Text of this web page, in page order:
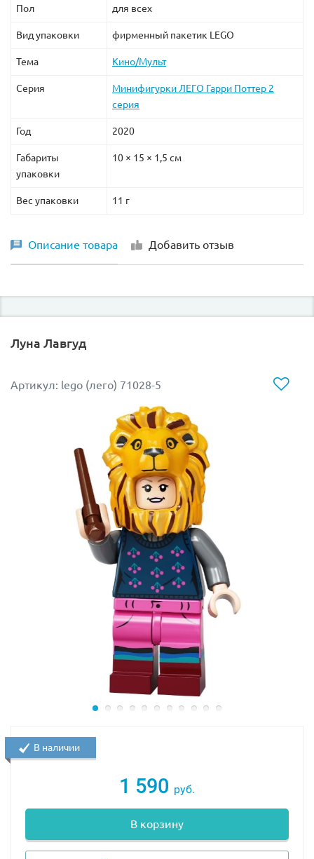
Пол для всех
Вид упаковки фирменный пакетик LEGO
Тема Кино/Мульт
Серия
Минифигурки ЛЕГО Гарри Поттер 2
серия
Год 2020
Габариты
упаковки
10 × 15 × 1,5 см
Вес упаковки 11 г
Описание товара Добавить отзыв
Луна Лавгуд
Артикул: lego (лего) 71028-5
1 590 руб.
В корзину
В наличии